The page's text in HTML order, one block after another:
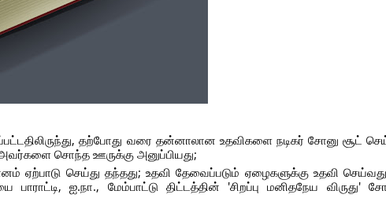
தற்போது வரை தன்னாலான உதவிகளை நடிகர் சோனு சூட்
சொந்த ஊருக்கு அனுப்பியது;
ஏற்பாடு செய்து தந்தது; உதவி தேவைப்படும் ஏழைகளுக்கு உதவி
ஐ.நா., மேம்பாட்டு திட்டத்தின் 'சிறப்பு மனிதநேய விருது'